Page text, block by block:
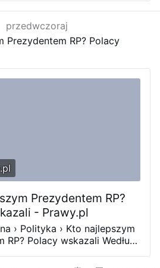
większym stopniu odnoszą
(57 proc.) niż kobiety (52
pod uwagę wiek, Mateusz
powinien w przyszłości
rządu najczęściej
po 50. roku życia
premier nie powinien w
mieszkańców (59 proc.) –
badania …
przedwczoraj
Prezydentem RP? Polacy
Prezydentem RP?
- Prawy.pl
› Polityka › Kto najlepszym
RP? Polacy wskazali Według
Polski najlepszym